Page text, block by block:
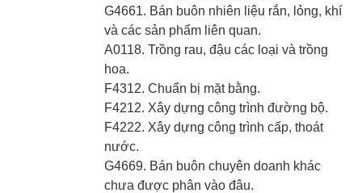
G4661. Bán buôn nhiên liệu rắn, lỏng, khí
và các sản phẩm liên quan.
A0118. Trồng rau, đậu các loại và trồng
hoa.
F4312. Chuẩn bị mặt bằng.
F4212. Xây dựng công trình đường bộ.
F4222. Xây dựng công trình cấp, thoát
nước.
G4669. Bán buôn chuyên doanh khác
chưa được phân vào đâu.